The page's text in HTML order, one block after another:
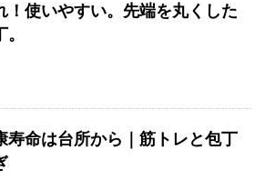
！使いやすい。先端を丸くした
寿命は台所から｜筋トレと包丁